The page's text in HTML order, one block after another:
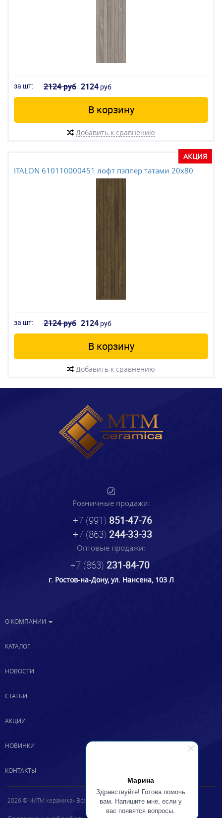
Марина
Здравствуйте! Готова помочь
вам. Напишите мне, если у
вас появятся вопросы.
за шт: 2124 руб 2124 руб
В корзину
Добавить к сравнению
АКЦИЯ
ITALON 610110000451 лофт пэппер татами 20x80
за шт: 2124 руб 2124 руб
В корзину
Добавить к сравнению
Розничные продажи:
+7 (991) 851-47-76
+7 (863) 244-33-33
Оптовые продажи:
+7 (863) 231-84-70
г. Ростов-на-Дону, ул. Нансена, 103 Л
О КОМПАНИИ
КАТАЛОГ
НОВОСТИ
СТАТЬИ
АКЦИИ
НОВИНКИ
КОНТАКТЫ
2026 © «МТМ керамика» Все права защищены